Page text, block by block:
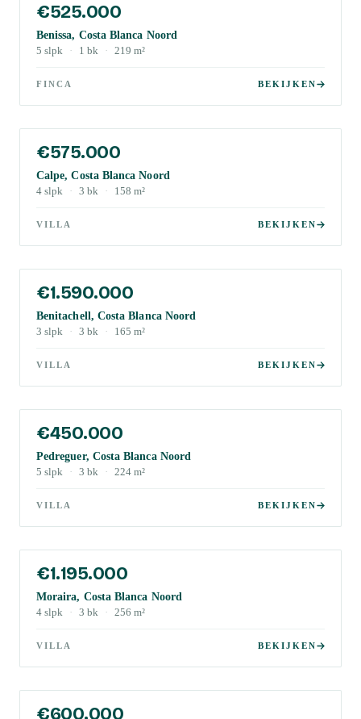
€525.000
Benissa, Costa Blanca Noord
5 slpk · 1 bk · 219 m²
FINCA BEKIJKEN
€575.000
Calpe, Costa Blanca Noord
4 slpk · 3 bk · 158 m²
VILLA BEKIJKEN
€1.590.000
Benitachell, Costa Blanca Noord
3 slpk · 3 bk · 165 m²
VILLA BEKIJKEN
€450.000
Pedreguer, Costa Blanca Noord
5 slpk · 3 bk · 224 m²
VILLA BEKIJKEN
€1.195.000
Moraira, Costa Blanca Noord
4 slpk · 3 bk · 256 m²
VILLA BEKIJKEN
€600.000